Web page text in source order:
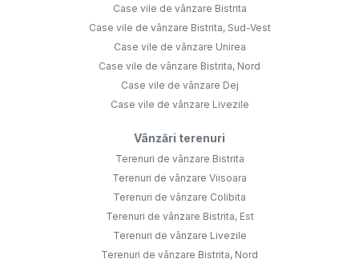
Case vile de vânzare Bistrita
Case vile de vânzare Bistrita, Sud-Vest
Case vile de vânzare Unirea
Case vile de vânzare Bistrita, Nord
Case vile de vânzare Dej
Case vile de vânzare Livezile
Vânzări terenuri
Terenuri de vânzare Bistrita
Terenuri de vânzare Viisoara
Terenuri de vânzare Colibita
Terenuri de vânzare Bistrita, Est
Terenuri de vânzare Livezile
Terenuri de vânzare Bistrita, Nord